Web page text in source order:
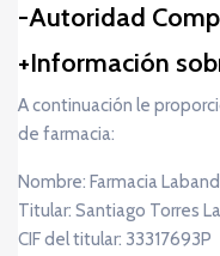
Autoridad
Información
A continuación le
de farmacia:
Nombre: Farmacia
Titular: Santiago Torres
CIF del titular: 33317693P